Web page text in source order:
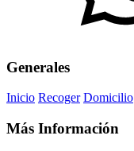
Generales
Inicio Recoger Domicilio
Más Información